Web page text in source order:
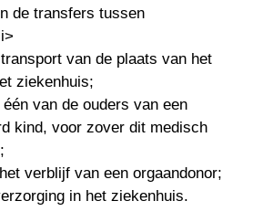
de transfers tussen
van de plaats van het
ziekenhuis;
van de ouders van een
kind, voor zover dit medisch
verblijf van een orgaandonor;
in het ziekenhuis.